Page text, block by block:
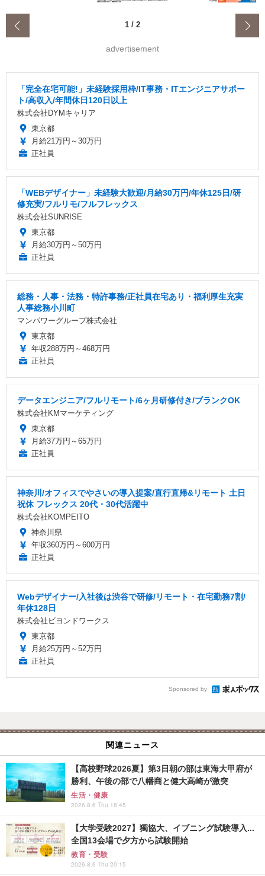
1 / 2
advertisement
「完全在宅可能!」未経験採用枠/IT事務・ITエンジニアサポー
ト/高収入/年間休日120日以上
株式会社DYMキャリア
東京都
月給21万円～30万円
正社員
「WEBデザイナー」未経験大歓迎/月給30万円/年休125日/研
修充実/フルリモ/フルフレックス
株式会社SUNRISE
東京都
月給30万円～50万円
正社員
総務・人事・法務・特許事務/正社員在宅あり・福利厚生充実
人事総務小川町
マンパワーグループ株式会社
東京都
年収288万円～468万円
正社員
データエンジニア/フルリモート/6ヶ月研修付き/ブランクOK
株式会社KMマーケティング
東京都
月給37万円～65万円
正社員
神奈川/オフィスでやさいの導入提案/直行直帰&リモート 土日
祝休 フレックス 20代・30代活躍中
株式会社KOMPEITO
神奈川県
年収360万円～600万円
正社員
Webデザイナー/入社後は渋谷で研修/リモート・在宅勤務7割/
年休128日
株式会社ビヨンドワークス
東京都
月給25万円～52万円
正社員
Sponsored by
関連ニュース
【高校野球2026夏】第3日朝の部は東海大甲府が
勝利、午後の部で八幡商と健大高崎が激突
生活・健康
2026.8.6 Thu 18:45
【大学受験2027】獨協大、イブニング試験導入...
全国13会場で夕方から試験開始
教育・受験
2026.8.6 Thu 20:15